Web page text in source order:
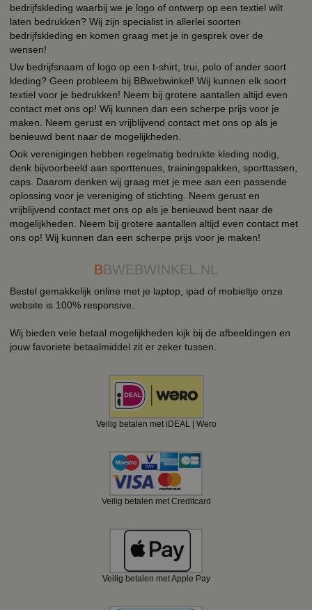
bedrijfskleding waarbij we je logo of ontwerp op een textiel wilt
laten bedrukken? Wij zijn specialist in allerlei soorten
bedrijfskleding en komen graag met je in gesprek over de
wensen!
Uw bedrijfsnaam of logo op een t-shirt, trui, polo of ander soort
kleding? Geen probleem bij BBwebwinkel! Wij kunnen elk soort
textiel voor je bedrukken! Neem bij grotere aantallen altijd even
contact met ons op! Wij kunnen dan een scherpe prijs voor je
maken. Neem gerust en vrijblijvend contact met ons op als je
benieuwd bent naar de mogelijkheden.
Ook verenigingen hebben regelmatig bedrukte kleding nodig,
denk bijvoorbeeld aan sporttenues, trainingspakken, sporttassen,
caps. Daarom denken wij graag met je mee aan een passende
oplossing voor je vereniging of stichting. Neem gerust en
vrijblijvend contact met ons op als je benieuwd bent naar de
mogelijkheden. Neem bij grotere aantallen altijd even contact met
ons op! Wij kunnen dan een scherpe prijs voor je maken!
BBWEBWINKEL.NL
Bestel gemakkelijk online met je laptop, ipad of mobieltje onze
website is 100% responsive.
Wij bieden vele betaal mogelijkheden kijk bij de afbeeldingen en
jouw favoriete betaalmiddel zit er zeker tussen.
Veilig betalen met iDEAL | Wero
Veilig betalen met Creditcard
Veilig betalen met Apple Pay